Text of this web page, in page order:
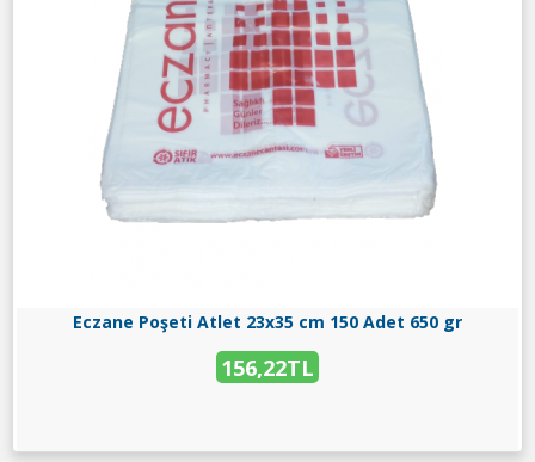
Eczane Poşeti Atlet 23x35 cm 150 Adet 650 gr
156,22TL